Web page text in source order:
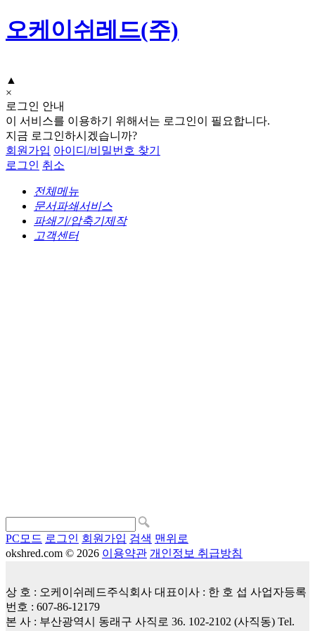
오케이쉬레드(주)
▲
×
로그인 안내
이 서비스를 이용하기 위해서는 로그인이 필요합니다.
지금 로그인하시겠습니까?
회원가입 아이디/비밀번호 찾기
로그인 취소
전체메뉴
문서파쇄서비스
파쇄기/압축기제작
고객센터
PC모드 로그인 회원가입 검색 맨위로
okshred.com © 2026 이용약관 개인정보 취급방침
상 호 : 오케이쉬레드주식회사 대표이사 : 한 호 섭 사업자등록
번호 : 607-86-12179
본 사 : 부산광역시 동래구 사직로 36. 102-2102 (사직동) Tel.